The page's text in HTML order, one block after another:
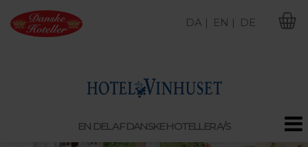
EN DEL AF DANSKE HOTELLER A/S
DA | EN | DE